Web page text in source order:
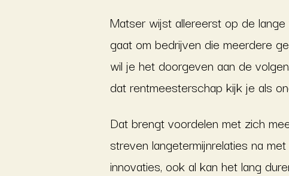
Matser wijst allereerst op de
gaat om bedrijven die meerdere
wil je het doorgeven aan de
dat rentmeesterschap kijk je als
Dat brengt voordelen met zich
streven langetermijnrelaties na
innovaties, ook al kan het lang